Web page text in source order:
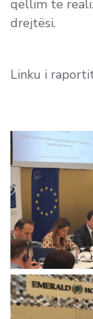
qëllim të
drejtësi.
Linku i